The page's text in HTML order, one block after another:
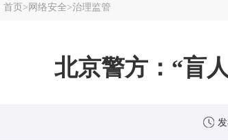
首页 > 网络安全>治理监管
北京警方：“盲